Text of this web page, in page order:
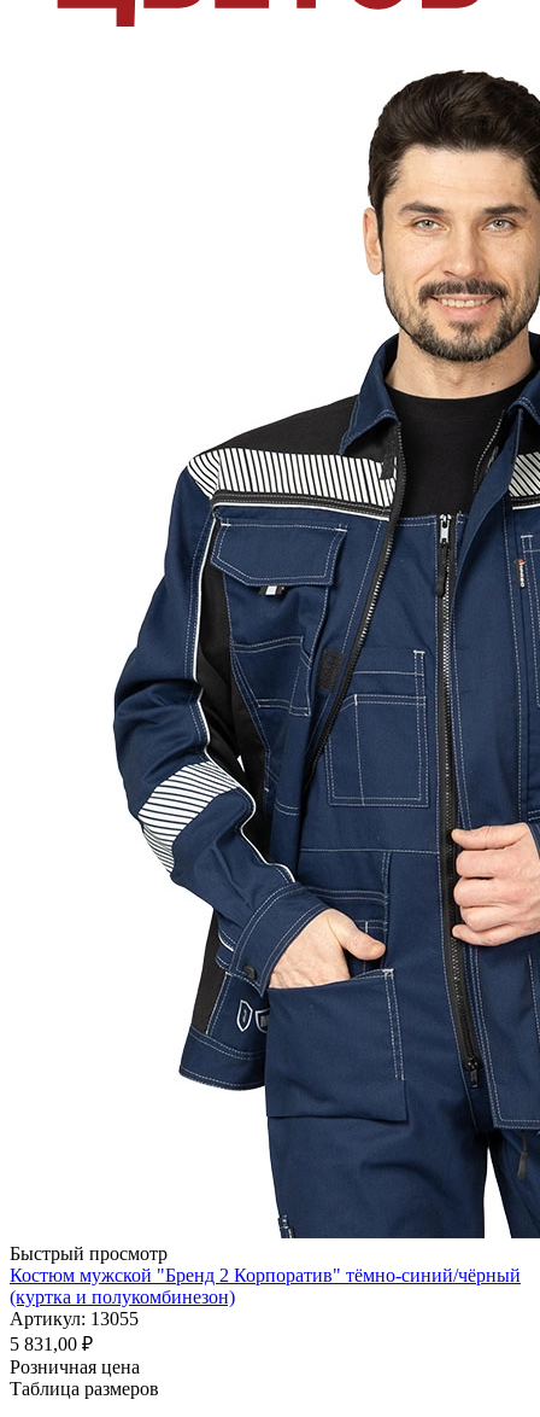
Быстрый просмотр
Костюм мужской "Бренд 2 Корпоратив" тёмно-синий/чёрный
(куртка и полукомбинезон)
Артикул: 13055
5 831,00 ₽
Розничная цена
Таблица размеров